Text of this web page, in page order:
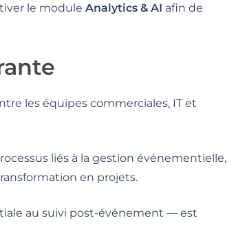
le module Analytics & AI afin de
les équipes commerciales, IT et
liés à la gestion événementielle,
en projets.
au suivi post-événement — est